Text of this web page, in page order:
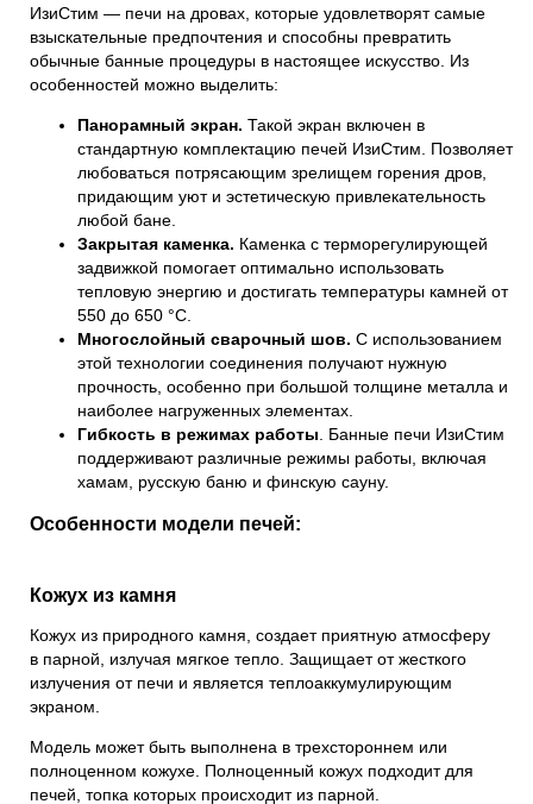
ИзиСтим — печи на дровах , которые удовлетворят самые
взыскательные предпочтения и способны превратить
обычные банные процедуры в настоящее искусство. Из
особенностей можно выделить:
Панорамный экран. Такой экран включен в
стандартную комплектацию печей ИзиСтим. Позволяет
любоваться потрясающим зрелищем горения дров,
придающим уют и эстетическую привлекательность
любой бане.
Закрытая каменка. Каменка с терморегулирующей
задвижкой помогает оптимально использовать
тепловую энергию и достигать температуры камней от
550 до 650 °C.
Многослойный сварочный шов. С использованием
этой технологии соединения получают нужную
прочность, особенно при большой толщине металла и
наиболее нагруженных элементах.
Гибкость в режимах работы
Банные печи ИзиСтим
поддерживают различные режимы работы, включая
хамам, русскую баню и финскую сауну.
Особенности модели печей:
Кожух из камня
Кожух из природного камня, создает приятную атмосферу
в парной, излучая мягкое тепло. Защищает от жесткого
излучения от печи и является теплоаккумулирующим
экраном.
Модель может быть выполнена в трехстороннем или
полноценном кожухе. Полноценный кожух подходит для
печей, топка которых происходит из парной.